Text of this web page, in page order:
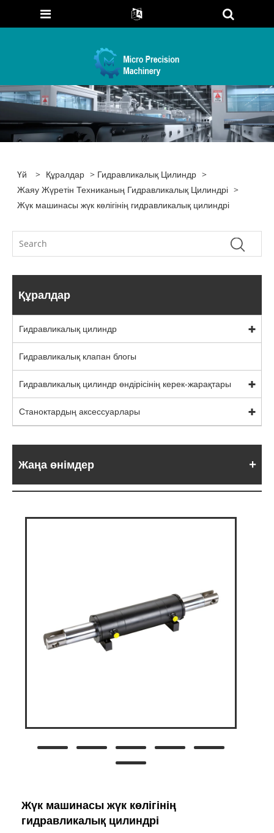
Үй > Құралдар > Гидравликалық Цилиндр >
Жаяу Жүретін Техниканың Гидравликалық Цилиндрі >
Жүк машинасы жүк көлігінің гидравликалық цилиндрі
Құралдар
Гидравликалық цилиндр
Гидравликалық клапан блогы
Гидравликалық цилиндр өндірісінің керек-жарақтары
Станоктардың аксессуарлары
Жаңа өнімдер
Жүк машинасы жүк көлігінің
гидравликалық цилиндрі